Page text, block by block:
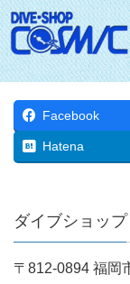
Facebook
Hatena
ダイブショッ
〒812-0894 福岡